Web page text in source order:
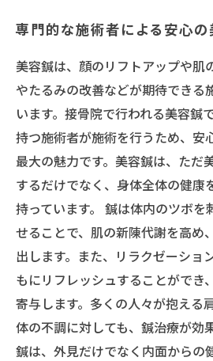
専門的な施術者による安心
美容鍼は、顔のリフトアップや肌
やたるみの改善などが期待できる
います。接骨院で行われる美容鍼
持つ施術者が施術を行うため、安
最大の魅力です。美容鍼は、ただ
するだけでなく、身体全体の健康
持っています。 鍼は体内のツボを
せることで、肌の新陳代謝を高め
出します。また、リラクゼーショ
もにリフレッシュすることができ
寄与します。多くの人々が抱える
体の不調に対しても、鍼治療が効
鍼は、外見だけでなく内面からの